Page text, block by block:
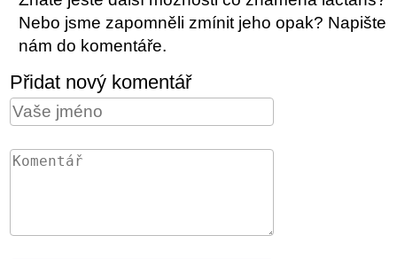
Nebo jsme zapomněli zmínit jeho opak? Napište
nám do komentáře.
Přidat nový komentář